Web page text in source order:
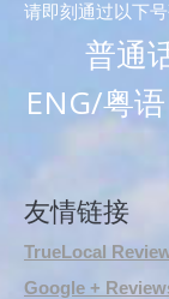
请即刻通过以下
普通
ENG/粤
友情链接
TrueLocal
Google +